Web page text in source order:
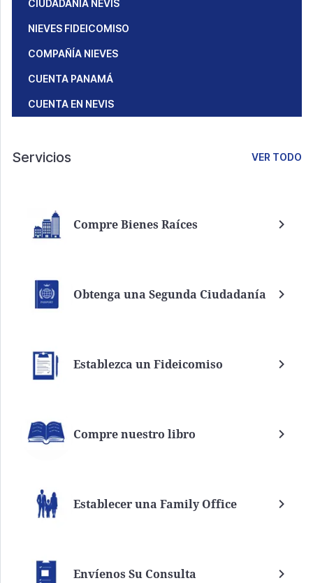
CIUDADANÍA NEVIS
NIEVES FIDEICOMISO
COMPAÑÍA NIEVES
CUENTA PANAMÁ
CUENTA EN NEVIS
Servicios VER TODO
Compre Bienes Raíces
Obtenga una Segunda Ciudadanía
Establezca un Fideicomiso
Compre nuestro libro
Establecer una Family Office
Envíenos Su Consulta